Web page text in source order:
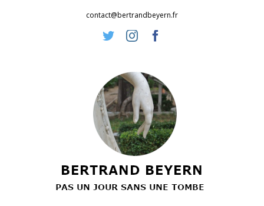
contact@bertrandbeyern.fr
TwitterInstagram